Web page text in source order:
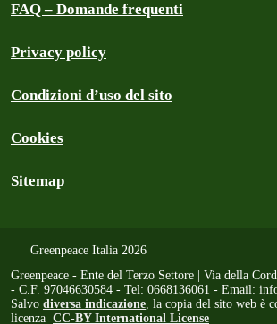
FAQ – Domande frequenti
Privacy policy
Condizioni d’uso del sito
Cookies
Sitemap
Greenpeace Italia 2026
Greenpeace - Ente del Terzo Settore | Via della
- C.F. 97046630584 - Tel: 0668136061 - Email:
Salvo diversa indicazione, la copia del sito web è
licenza CC-BY International License